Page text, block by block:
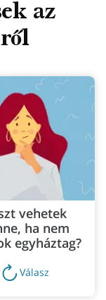
az
vehetek
ha nem
egyháztag?
Válasz